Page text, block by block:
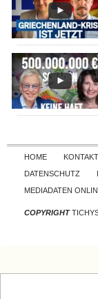
HOME KONTAKT
DATENSCHUTZ
MEDIADATEN
COPYRIGHT